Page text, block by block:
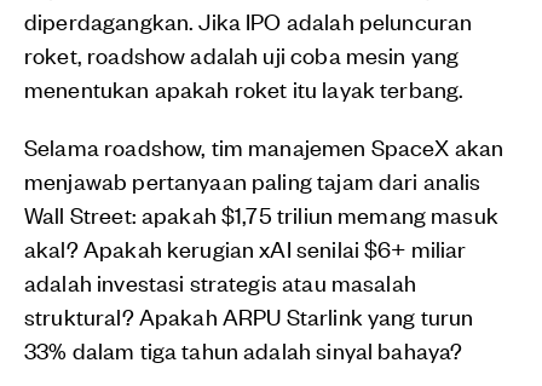
diperdagangkan. Jika IPO adalah peluncuran
roket, roadshow adalah uji coba mesin yang
menentukan apakah roket itu layak terbang.
Selama roadshow, tim manajemen SpaceX akan
menjawab pertanyaan paling tajam dari analis
Wall Street: apakah $1,75 triliun memang masuk
akal? Apakah kerugian xAI senilai $6+ miliar
adalah investasi strategis atau masalah
struktural? Apakah ARPU Starlink yang turun
33% dalam tiga tahun adalah sinyal bahaya?